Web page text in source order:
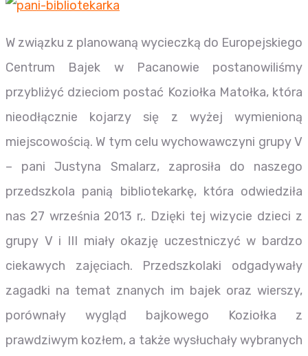
W związku z planowaną wycieczką do Europejskiego
Centrum Bajek w Pacanowie postanowiliśmy
przybliżyć dzieciom postać Koziołka Matołka, która
nieodłącznie kojarzy się z wyżej wymienioną
miejscowością. W tym celu wychowawczyni grupy V
– pani Justyna Smalarz, zaprosiła do naszego
przedszkola panią bibliotekarkę, która odwiedziła
nas 27 września 2013 r,. Dzięki tej wizycie dzieci z
grupy V i III miały okazję uczestniczyć w bardzo
ciekawych zajęciach. Przedszkolaki odgadywały
zagadki na temat znanych im bajek oraz wierszy,
porównały wygląd bajkowego Koziołka z
prawdziwym kozłem, a także wysłuchały wybranych